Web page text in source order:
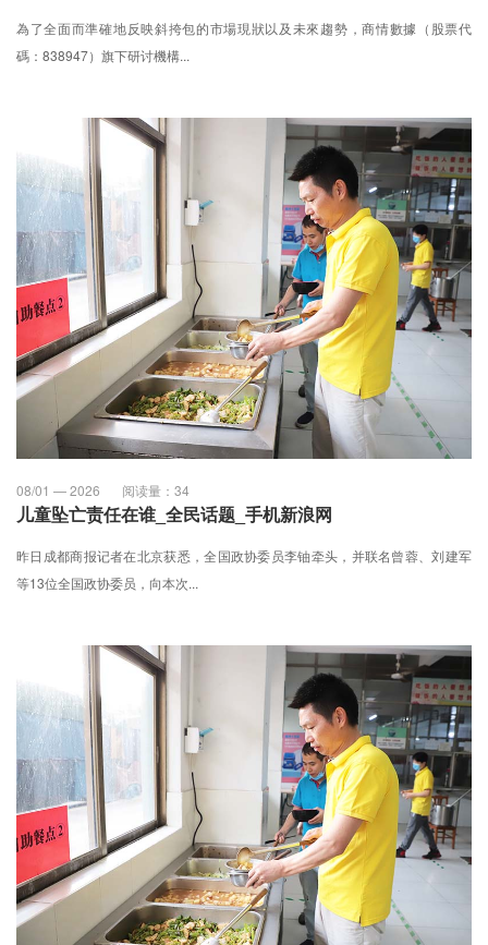
為了全面而準確地反映斜挎包的市場現狀以及未來趨勢，商情數據（股票代
碼：838947）旗下研讨機構...
08/01 — 2026 阅读量： 34
儿童坠亡责任在谁_全民话题_手机新浪网
昨日成都商报记者在北京获悉，全国政协委员李铀牵头，并联名曾蓉、刘建军
等13位全国政协委员，向本次...